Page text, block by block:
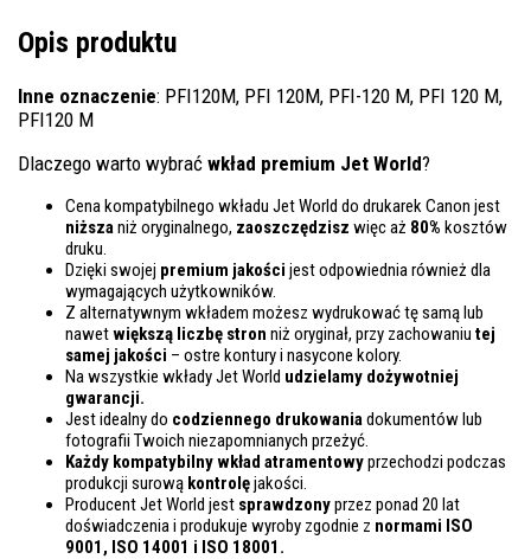
Opis produktu
Inne oznaczenie: PFI120M, PFI 120M, PFI-120 M, PFI 120 M,
PFI120 M
Dlaczego warto wybrać wkład premium Jet World?
Cena kompatybilnego wkładu Jet World do drukarek Canon jest
niższaniż oryginalnego, zaoszczędzisz więc aż 80% kosztów
druku.
Dzięki swojej premium jakości jest odpowiednia również dla
wymagających użytkowników.
Z alternatywnym wkładem możesz wydrukować tę samą lub
nawetwiększą liczbę stron niż oryginał, przy zachowaniu tej
samej jakości – ostre kontury i nasycone kolory.
Na wszystkie wkłady Jet World udzielamy dożywotniej
gwarancji.
Jest idealny do codziennego drukowaniadokumentów lub
fotografii Twoich niezapomnianych przeżyć.
Każdy kompatybilny wkład atramentowyprzechodzi podczas
produkcji surową kontrolęjakości.
Producent Jet World jest sprawdzonyprzez ponad 20 lat
doświadczenia i produkuje wyroby zgodnie z normami ISO
9001, ISO 14001 i ISO 18001.